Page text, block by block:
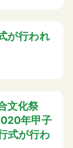
が行われ
文化祭
年甲子
式が行わ